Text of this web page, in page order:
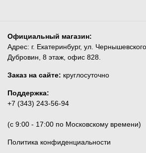
Официальный магазин:
Адрес: г. Екатеринбург, ул.
Дубровин, 8 этаж, офис 828.
Заказ на сайте: круглосуточно
Поддержка:
+7 (343) 243-56-94
(c 9:00 - 17:00 по Московскому времени)
Политика конфиденциальности